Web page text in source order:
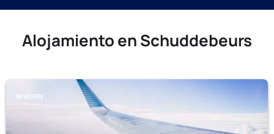
Alojamiento en Schuddebeurs
BEVEREN